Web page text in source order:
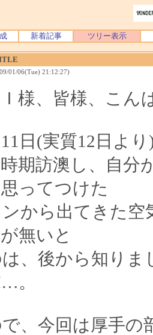
新着記事 ツリー表示
01/06(Tue) 21:12:27)
Ｉ様、皆様、こん
日(実質12日よ
期訪澳し、自分
ってつけた
から出てきた
無いと
、後から知りま
。
、今回は厚手の